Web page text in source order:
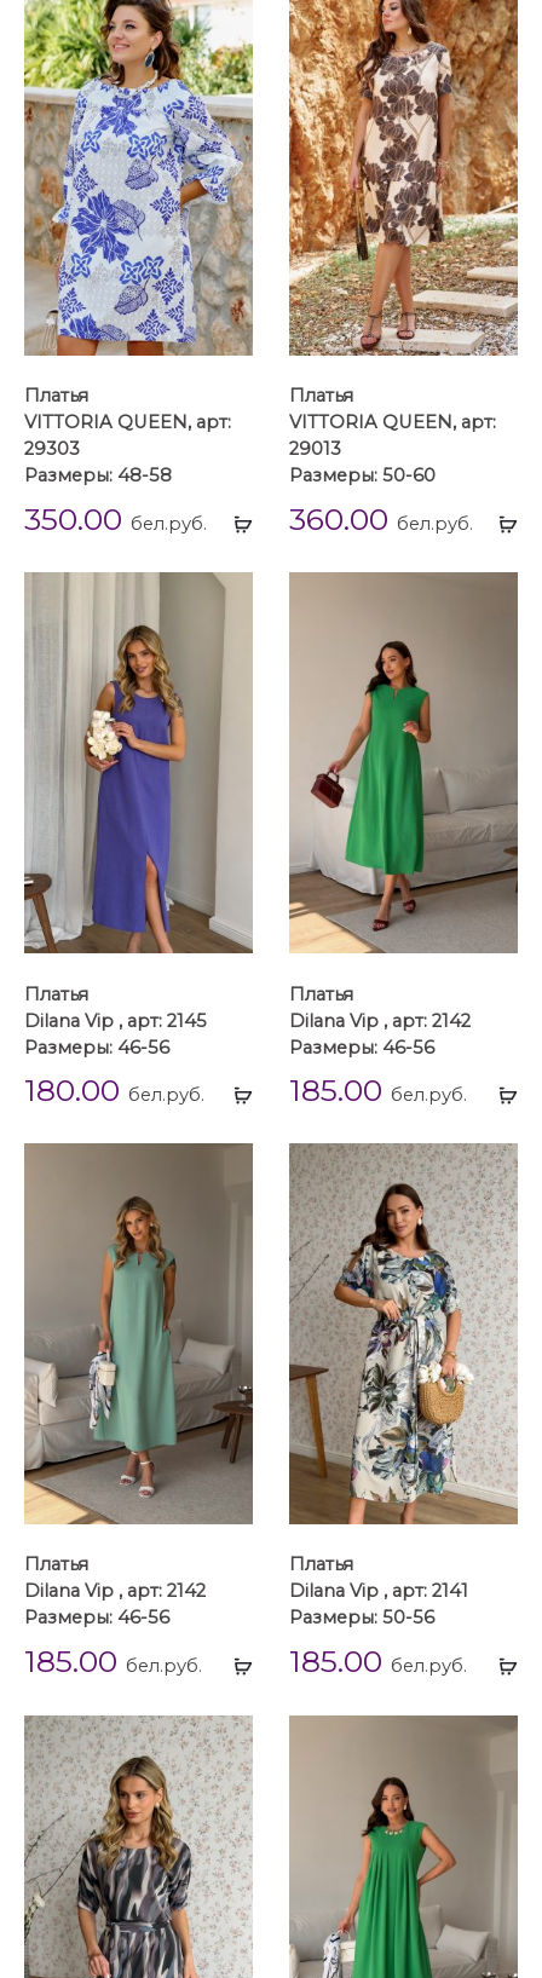
Выбрать
Платья
VITTORIA QUEEN, арт:
29303
Размеры: 48-58
350.00 бел.руб.
Платья
VITTORIA QUEEN, арт:
29013
Размеры: 50-60
360.00 бел.руб.
Выбрать
Платья
Dilana Vip , арт: 2145
Размеры: 46-56
180.00 бел.руб.
Платья
Dilana Vip , арт: 2142
Размеры: 46-56
185.00 бел.руб.
Выбрать
Платья
Dilana Vip , арт: 2142
Размеры: 46-56
185.00 бел.руб.
Платья
Dilana Vip , арт: 2141
Размеры: 50-56
185.00 бел.руб.